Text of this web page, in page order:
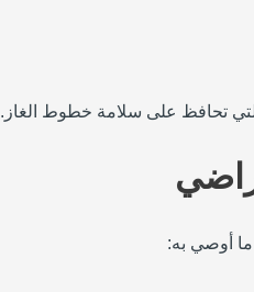
التي تحافظ على سلامة خطوط الغاز.
ما أوصي به: